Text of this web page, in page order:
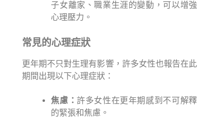
子女離家、職業生涯的變動，可以增強
心理壓力。
常見的心理症狀
更年期不只對生理有影響，許多女性也報告在此
期間出現以下心理症狀：
焦慮：許多女性在更年期感到不可解釋
的緊張和焦慮。